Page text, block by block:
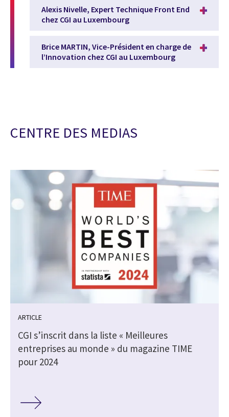
Alexis Nivelle, Expert Technique Front End
chez CGI au Luxembourg
Brice MARTIN, Vice-Président en charge de
l’Innovation chez CGI au Luxembourg
CENTRE DES MEDIAS
ARTICLE
CGI s’inscrit dans la liste « Meilleures
entreprises au monde » du magazine TIME
pour 2024